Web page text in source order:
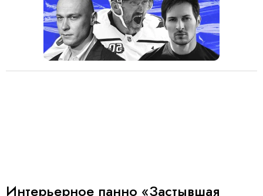
Интерьерное панно «Застывшая